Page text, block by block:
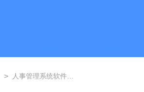
>
人事管理系统软件价